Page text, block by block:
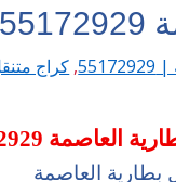
, كراج متنقل
العاصمة 55172929
بطارية العاصمة